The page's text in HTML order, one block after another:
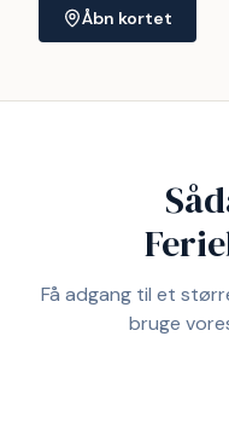
Åbn kortet
Få adgang til et
bruge